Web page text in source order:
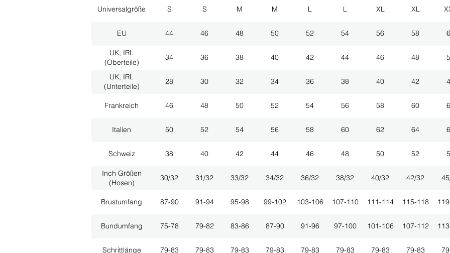
Universalgröße S S M M L L XL XL
EU 44 46 48 50 52 54 56 58
UK, IRL
(Oberteile)
34 36 38 40 42 44 46 48
UK, IRL
(Unterteile)
28 30 32 34 36 38 40 42
Frankreich 46 48 50 52 54 56 58 60
Italien 50 52 54 56 58 60 62 64
Schweiz 38 40 42 44 46 48 50 52
Inch Größen
(Hosen)
30/32 31/32 33/32 34/32 36/32 38/32 40/32 42/32
Brustumfang 87-90 91-94 95-98 99-102 103-106 107-110 111-114 115-118
Bundumfang 75-78 79-82 83-86 87-90 91-96 97-100 101-106 107-112
Schrittlänge 79-83 79-83 79-83 79-83 79-83 79-83 79-83 79-83